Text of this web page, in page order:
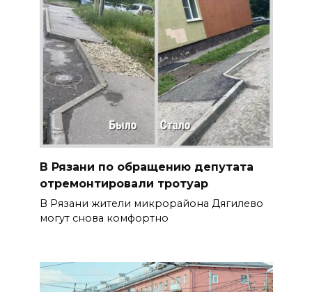
В Рязани по обращению депутата
отремонтировали тротуар
В Рязани жители микрорайона Дягилево
могут снова комфортно